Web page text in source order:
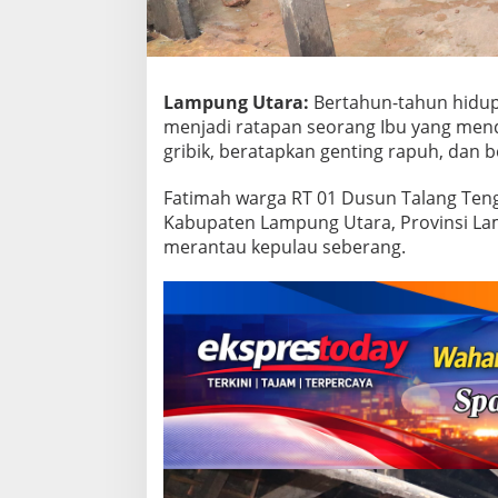
a
B
e
h
R
T
H
T
M
M
K
1
7
L
a
m
p
u
n
Lampung Utara: Bertahun-tahun
menjadi ratapan seorang Ibu yang
gribik, beratapkan genting rapuh, dan
Fatimah warga RT 01 Dusun Talang
Kabupaten Lampung Utara, Provinsi
merantau kepulau seberang.